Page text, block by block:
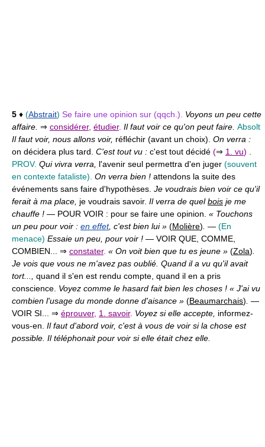
5 ♦ (Abstrait) Se faire une opinion sur (qqch.). Voyons un peu cette
affaire. ⇒ considérer, étudier. Il faut voir ce qu'on peut faire. Absolt
Il faut voir, nous allons voir, réfléchir (avant un choix). On verra :
on décidera plus tard. C'est tout vu : c'est tout décidé (⇒ 1. vu)
PROV. Qui vivra verra, l'avenir seul permettra d'en juger (souvent
en contexte fataliste). On verra bien ! attendons la suite des
événements sans faire d'hypothèses. Je voudrais bien voir ce qu'il
ferait à ma place, je voudrais savoir. Il verra de quelbois je me
chauffe ! — POUR VOIR : pour se faire une opinion. « Touchons
un peu pour voir : en effet, c'est bien lui » (Molière) — (En
menace) Essaie un peu, pour voir ! — VOIR QUE, COMME,
COMBIEN... ⇒ constater. « On voit bien que tu es jeune » (Zola)
Je vois que vous ne m'avez pas oublié. Quand il a vu qu'il avait
tort..., quand il s'en est rendu compte, quand il en a pris
conscience. Voyez comme le hasard fait bien les choses ! « J'ai vu
combien l'usage du monde donne d'aisance » (Beaumarchais) —
VOIR SI... ⇒ éprouver, 1. savoir. Voyez si elle accepte, informez-
vous-en. Il faut d'abord voir, c'est à vous de voir si la chose est
possible. Il téléphonait pour voir si elle était chez elle.